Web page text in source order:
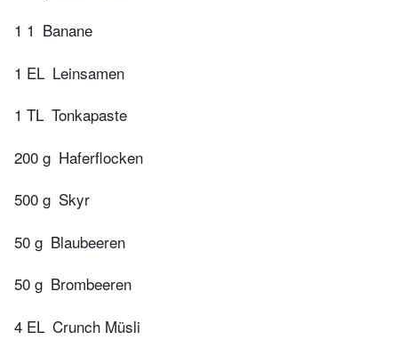
1 1 Banane
1 EL Leinsamen
1 TL Tonkapaste
200 g Haferflocken
500 g Skyr
50 g Blaubeeren
50 g Brombeeren
4 EL Crunch Müsli